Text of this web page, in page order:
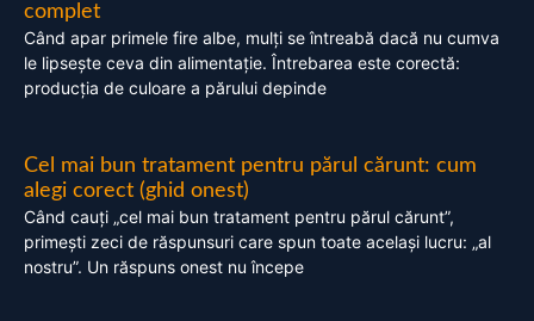
complet
Când apar primele fire albe, mulți se întreabă dacă nu cumva
le lipsește ceva din alimentație. Întrebarea este corectă:
producția de culoare a părului depinde
Cel mai bun tratament pentru părul cărunt: cum
alegi corect (ghid onest)
Când cauți „cel mai bun tratament pentru părul cărunt”,
primești zeci de răspunsuri care spun toate același lucru: „al
nostru”. Un răspuns onest nu începe